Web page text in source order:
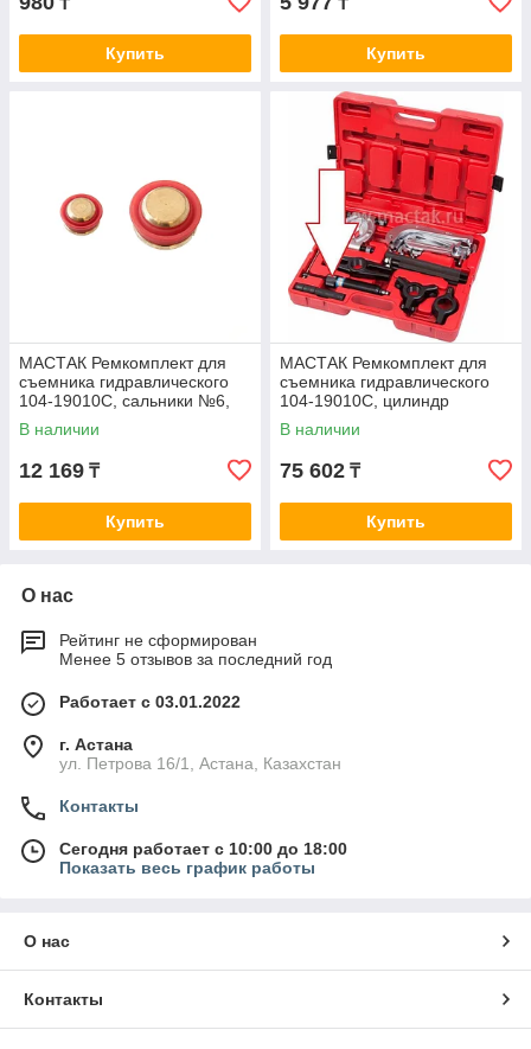
Купить Купить
МАСТАК Ремкомплект для
съемника гидравлического
104-19010С, сальники №6,
№7 МАСТАК 104-19010R
В наличии
12 169 ₸
Купить
МАСТАК Ремкомплект для
съемника гидравлического
104-19010С, цилиндр
гидравлический МАСТАК
104-19010R1
В наличии
75 602 ₸
Купить
О нас
Рейтинг не сформирован
Менее 5 отзывов за последний год
Работает с 03.01.2022
г. Астана
ул. Петрова 16/1, Астана, Казахстан
Контакты
Сегодня работает с 10:00 до 18:00
Показать весь график работы
О нас
Контакты